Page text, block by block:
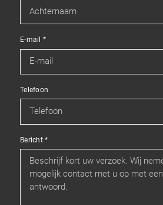
E-mail *
Telefoon
Bericht*